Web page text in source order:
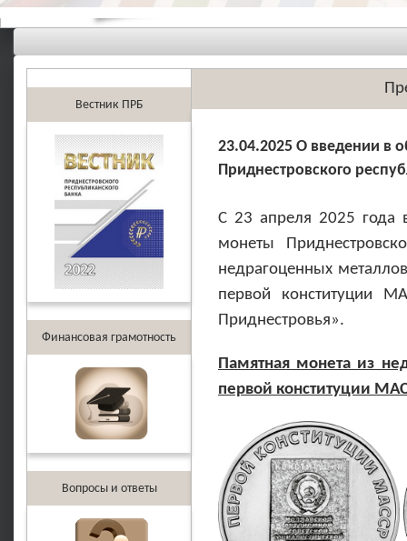
Вестник ПРБ
Финансовая грамотность
Вопросы и ответы
23.04.2025 О введении в
Приднестровского
С 23 апреля 2025 года
монеты
недрагоценных
первой конституции
Приднестровья».
Памятная монета из
первой конституции